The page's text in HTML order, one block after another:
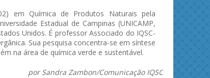
em Química de Produtos Naturais pela
Estadual de Campinas (UNICAMP,
Unidos. É professor Associado do IQSC-
Sua pesquisa concentra-se em síntese
na área de química verde e sustentável.
por Sandra Zambon/Comunicação IQSC